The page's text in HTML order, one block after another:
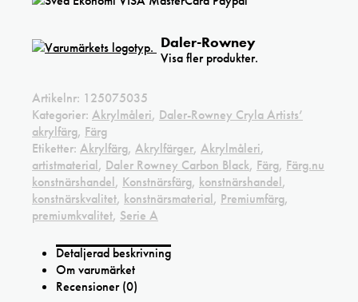
Daler-Rowney
Visa fler produkter.
Artikelnr: 125075035
Kategorier: Akrylmåleri, Daler-Rowney Cryla Artists’
akrylfärg, Färg
Etiketter: Akrylfärg, Akrylfärger, Akrylmåleri,
artistmaterial, Daler Rowney Carbon Black, Färg, Färg.nu
konstnärshandel, Konstnärsfärg, konstnärshandel,
konstnärskvalitet, konstnärsmaterial, Premiumfärg,
premiumkvalitet, Serie A
Detaljerad beskrivning
Om varumärket
Recensioner (0)